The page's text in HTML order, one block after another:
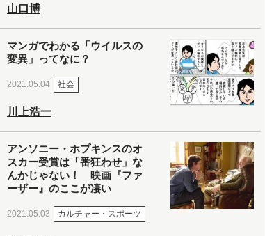
山口博
マンガでわかる「ウイルスの
変異」ってなに？
2021.05.04 社会
川上浩一
アンソニー・ホプキンスのオ
スカー受賞は「番狂わせ」な
んかじゃない！ 映画『ファ
ーザー』のここが凄い
2021.05.03 カルチャー・スポーツ